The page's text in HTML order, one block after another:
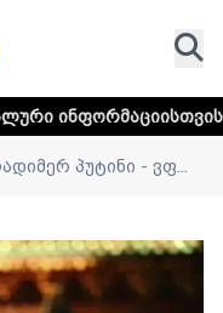
დააკლიკეთ
პუტინი - ვფ...